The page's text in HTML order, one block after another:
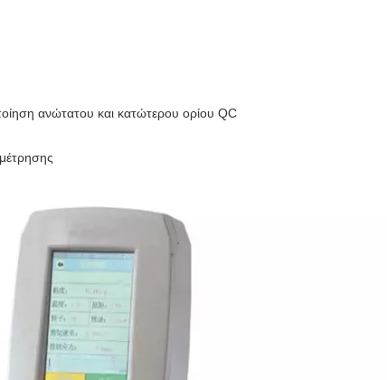
ανώτατου και κατώτερου ορίου QC